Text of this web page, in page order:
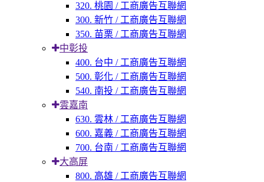
320. 桃園 / 工商廣告互聯網
300. 新竹 / 工商廣告互聯網
350. 苗栗 / 工商廣告互聯網
中彰投
400. 台中 / 工商廣告互聯網
500. 彰化 / 工商廣告互聯網
540. 南投 / 工商廣告互聯網
雲嘉南
630. 雲林 / 工商廣告互聯網
600. 嘉義 / 工商廣告互聯網
700. 台南 / 工商廣告互聯網
大高屏
800. 高雄 / 工商廣告互聯網